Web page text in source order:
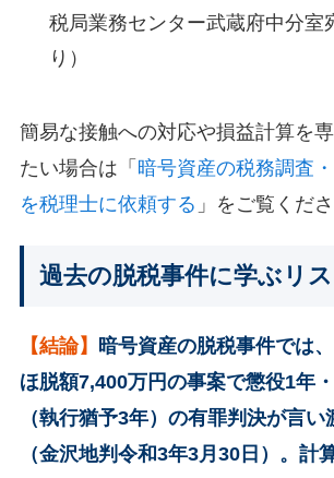
税局業務センター武蔵府中分室
り）
簡易な接触への対応や損益計算を
たい場合は「 暗号資産の税務調査
を税理士に依頼する 」をご覧くださ
過去の脱税事件に学ぶリ
【結論】 暗号資産の脱税事件では
ほ脱額7,400万円の事案で懲役1年
（執行猶予3年）の有罪判決が言い
（金沢地判令和3年3月30日）。計